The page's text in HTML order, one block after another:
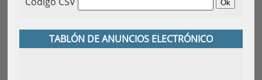
TABLÓN DE ANUNCIOS ELECTRÓNICO